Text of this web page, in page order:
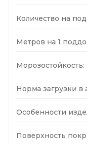
Количество на
Метров на 1
Морозостойкость:
Норма загрузки в
Особенности
Поверхность